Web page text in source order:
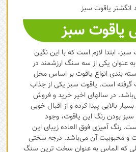
انگشتر یاقوت سبز
یاقوت سبز
ابتدا لازم است که با این نگین
عنوان یکی از سه سنگ ارزشمند در
بندی انواع یاقوت بر اساس محل
گرفته است. یاقوت سبز یکی از جذاب
در سالهای اخیر خرید و فروش
بالایی پیدا کرده و از اقبال خوبی
بودن رنگ این یاقوت، وجود
رنگ آمیزی فوق العاده زیبای این
و محبوبیت آن می‌باشد. درجه سختی
در حالی که الماس به عنوان سخت ترین سنگ